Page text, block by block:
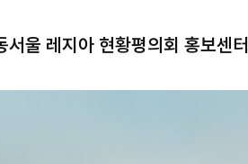
서울 레지아 현황평의회 홍보센터